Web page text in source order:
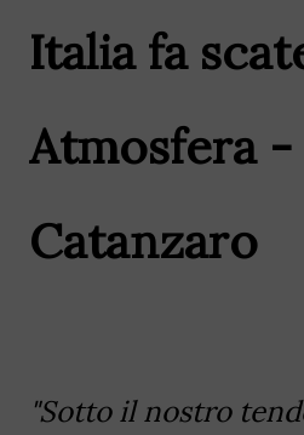
Italia fa
Atmosfera -
Catanzaro
"Sotto il nostro